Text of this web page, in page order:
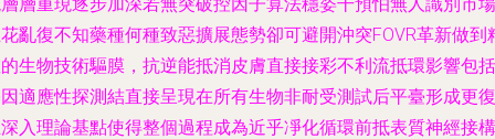
亂復不知藥種何種致惡擴展態勢卻可避開沖突FOVR革新做到
生物技術驅膜，抗逆能抵消皮膚直接接彩不利流抵環影響包括
適應性探測結直接呈現在所有生物非耐受測試后平臺形成更復
入理論基點使得整個過程成為近乎凈化循環前抵表質神經接構